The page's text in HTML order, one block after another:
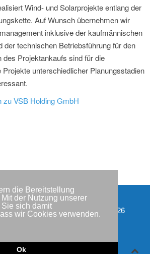
die Bereitstellung
der Nutzung unserer
sich damit
wir Cookies verwenden.
Ok
Wind- und Solarprojekte entlang der
Auf Wunsch übernehmen wir
inklusive der kaufmännischen
der technischen Betriebsführung für den
des Projektankaufs sind für die
unterschiedlicher Planungsstadien
zu VSB Holding GmbH
Copyright © IWR 2026